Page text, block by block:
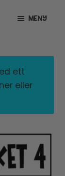
MENY
ett
eller